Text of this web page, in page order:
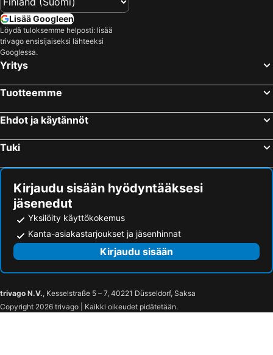
Tikkurilan matkakeskus
Sappee
Ideapark
Korkeasaari
Tampereen rautatieasema
Tuska Open Air Metal Festival
Puuhamaa
Pärnu rand
Kaapelitehdas
Himos Festival
Itis
Otaniemi
Kauppatori
Tampereen stadion
Aulanko Golf
Sadama
Kaivopuisto
Olympiaterminaali
Eteläsatama
Silja Line
Viking Line
Esplanadin puisto
Uspenskin katedraali
Swedish Theatre
Lisää Googleen
Löydä tuloksemme helposti: lisää
trivago ensisijaiseksi lähteeksi
Googlessa.
Yritys
Tuotteemme
Ehdot ja käytännöt
Tuki
Kirjaudu sisään hyödyntääksesi
jäsenedut
Yksilöity käyttökokemus
Kanta-asiakastarjoukset ja jäsenhinnat
Kirjaudu sisään
trivago N.V., Kesselstraße 5 – 7, 40221 Düsseldorf, Saksa
Copyright 2026 trivago | Kaikki oikeudet pidätetään.